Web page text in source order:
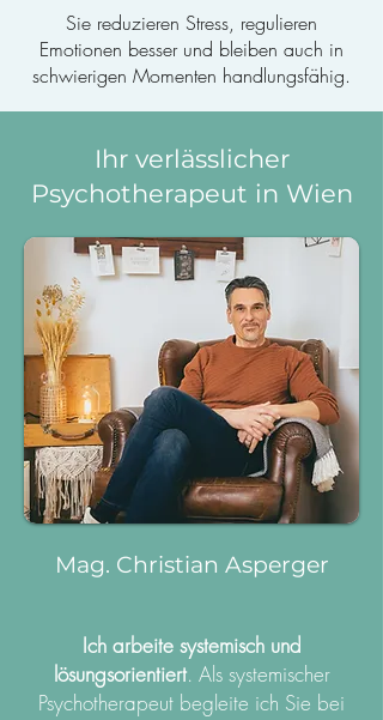
Sie reduzieren Stress, regulieren
Emotionen besser und bleiben auch in
schwierigen Momenten handlungsfähig.
Ihr verlässlicher
Psychotherapeut in Wien
Mag. Christian Asperger
Ich arbeite systemisch und
lösungsorientiert. Als systemischer
Psychotherapeut begleite ich Sie bei